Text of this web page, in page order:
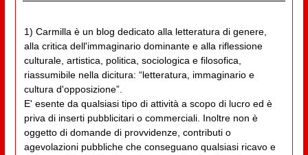
1) Carmilla è un blog dedicato alla letteratura di genere,
alla critica dell'immaginario dominante e alla riflessione
culturale, artistica, politica, sociologica e filosofica,
riassumibile nella dicitura: “letteratura, immaginario e
cultura d'opposizione”.
E' esente da qualsiasi tipo di attività a scopo di lucro ed è
priva di inserti pubblicitari o commerciali. Inoltre non è
oggetto di domande di provvidenze, contributi o
agevolazioni pubbliche che conseguano qualsiasi ricavo e